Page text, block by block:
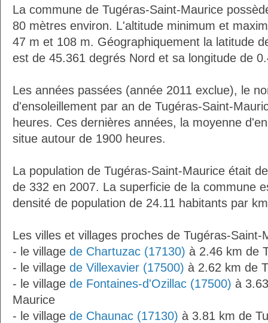
La commune de Tugéras-Saint-Maurice
80 mètres environ. L'altitude minimum et
47 m et 108 m. Géographiquement la latitude
est de 45.361 degrés Nord et sa longitude de
Les années passées (année 2011 exclue), le
d'ensoleillement par an de Tugéras-Saint-
heures. Ces dernières années, la moyenne
situe autour de 1900 heures.
La population de Tugéras-Saint-Maurice était
de 332 en 2007. La superficie de la commune
densité de population de 24.11 habitants par
Les villes et villages proches de Tugéras-Saint-
- le village de Chartuzac (17130) à 2.46 km de
- le village de Villexavier (17500) à 2.62 km de
- le village de Fontaines-d'Ozillac (17500) à
Maurice
- le village de Chaunac (17130) à 3.81 km de